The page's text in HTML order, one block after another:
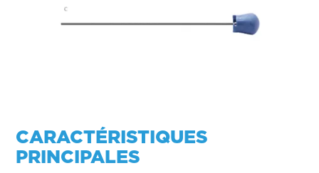
CARACTÉRISTIQUES
PRINCIPALES